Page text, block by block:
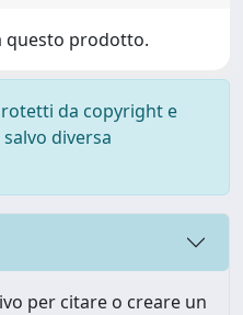
questo prodotto.
da copyright e
diversa
per citare o creare un